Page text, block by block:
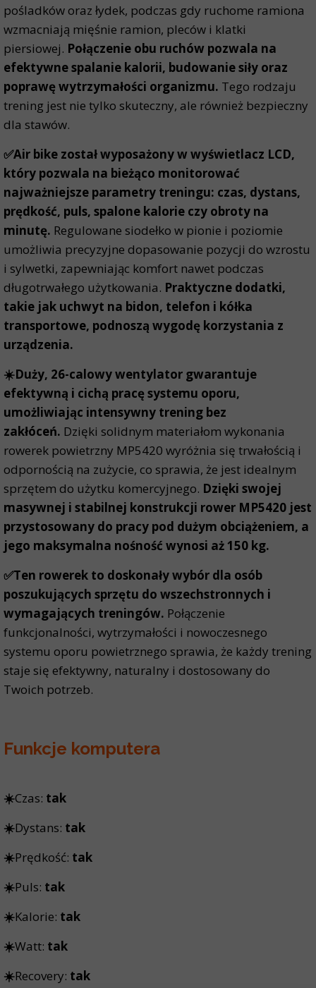
pośladków oraz łydek, podczas gdy ruchome ramiona
wzmacniają mięśnie ramion, pleców i klatki
piersiowej. Połączenie obu ruchów pozwala na
efektywne spalanie kalorii, budowanie siły oraz
poprawę wytrzymałości organizmu. Tego rodzaju
trening jest nie tylko skuteczny, ale również bezpieczny
dla stawów.
✅Air bike został wyposażony w wyświetlacz LCD,
który pozwala na bieżąco monitorować
najważniejsze parametry treningu: czas, dystans,
prędkość, puls, spalone kalorie czy obroty na
minutę. Regulowane siodełko w pionie i poziomie
umożliwia precyzyjne dopasowanie pozycji do wzrostu
i sylwetki, zapewniając komfort nawet podczas
długotrwałego użytkowania. Praktyczne dodatki,
takie jak uchwyt na bidon, telefon i kółka
transportowe, podnoszą wygodę korzystania z
urządzenia.
☀️Duży, 26-calowy wentylator gwarantuje
efektywną i cichą pracę systemu oporu,
umożliwiając intensywny trening bez
zakłóceń. Dzięki solidnym materiałom wykonania
rowerek powietrzny MP5420 wyróżnia się trwałością i
odpornością na zużycie, co sprawia, że jest idealnym
sprzętem do użytku komercyjnego. Dzięki swojej
masywnej i stabilnej konstrukcji rower MP5420 jest
przystosowany do pracy pod dużym obciążeniem, a
jego maksymalna nośność wynosi aż 150 kg.
✅Ten rowerek to doskonały wybór dla osób
poszukujących sprzętu do wszechstronnych i
wymagających treningów. Połączenie
funkcjonalności, wytrzymałości i nowoczesnego
systemu oporu powietrznego sprawia, że każdy trening
staje się efektywny, naturalny i dostosowany do
Twoich potrzeb.
Funkcje komputera
☀️Czas: tak
☀️Dystans: tak
☀️Prędkość: tak
☀️Puls: tak
☀️Kalorie: tak
☀️Watt: tak
☀️Recovery: tak